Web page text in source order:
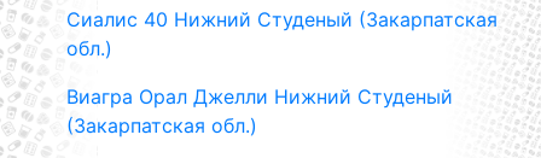
Сиалис 40 Нижний Студеный (Закарпатская
обл.)
Виагра Орал Джелли Нижний Студеный
(Закарпатская обл.)